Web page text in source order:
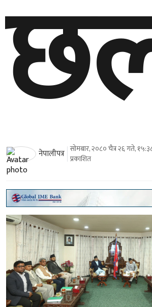
नेपालीपत्र सोमबार, २०८० चैत्र २६ गते,
प्रकाशित